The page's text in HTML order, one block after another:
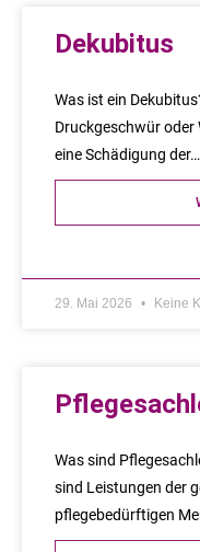
Dekubitus
Was ist ein
Druckgeschwür oder
eine Schädigung der…
29. Mai 2026 Keine
Was sind
sind Leistungen der
pflegebedürftigen